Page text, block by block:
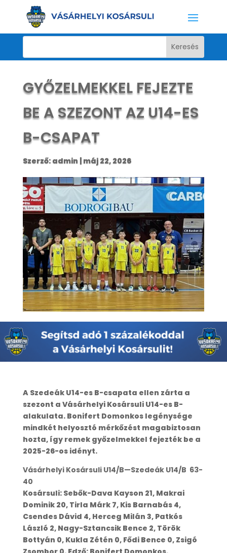
GYŐZELMEKKEL FEJEZTE
BE A SZEZONT AZ U14-ES
B-CSAPAT
Szerző: admin | máj 22, 2026
A Szedeák U14-es B-csapata ellen zárta a
szezont a Vásárhelyi Kosársuli U14-es B-
alakulata. Bonifert Domonkos legénysége
mindkét helyosztó mérkőzést magabiztosan
hozta, így remek győzelmekkel fejezték be a
2025-26-os idényt.
Vásárhelyi Kosársuli U14/B—Szedeák U14/B 63-
40
Kosársuli: Sebők-Dava Kayson 21, Makrai
Dominik 20, Tirla Márk 7, Kis Barnabás 4,
Csendes Dávid 4, Herceg Milán 3, Patkós
László 2, Nagy-Sztancsik Bence 2, Török
Bottyán 0, Kukla Zétén 0, Fődi Bence 0, Zsigó